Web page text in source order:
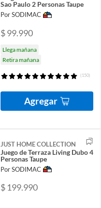
Sao Paulo 2 Personas Taupe
Por SODIMAC
$ 99.990
Llega mañana
Retira mañana
(150)
Agregar
JUST HOME COLLECTION
Juego de Terraza Living Dubo 4
Personas Taupe
Por SODIMAC
$ 199.990